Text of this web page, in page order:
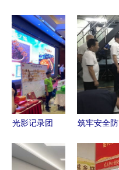
图治增效能
——贺华浔
集团两会胜
利召开（总
结篇）
业影像——
北京飞机维
修公司亮相
2012中国
航空维修峰
会
光影记录团
2020年汕
筑牢安全防
会出版——